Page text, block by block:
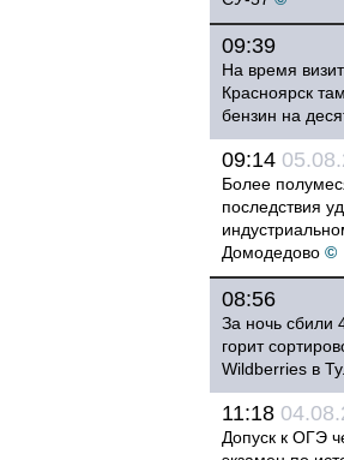
09:39
На время
Красноярск
бензин на
09:14
Более
последствия
Домодедово ©
08:56
За ночь сбили
горит
Wildberries в
11:18
Допуск к ОГЭ